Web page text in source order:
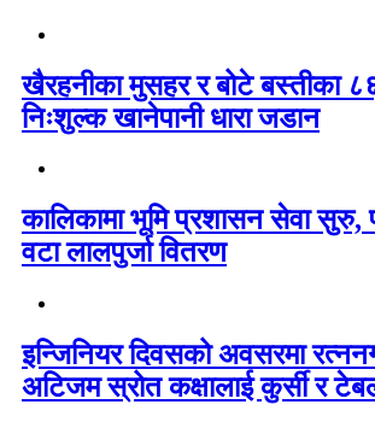
खैरहनीका मुसहर र बोटे बस्तीका
निःशुल्क खानेपानी धारा जडान
कालिकामा भूमि प्रशासन सेवा सुरु,
वटा लालपुर्जा वितरण
इन्जिनियर दिवसको अवसरमा
अटिजम स्रोत कक्षालाई कुर्सी र